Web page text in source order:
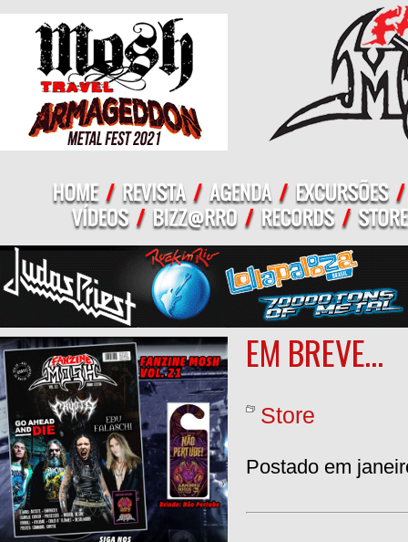
EM BREVE…
Store
Postado em